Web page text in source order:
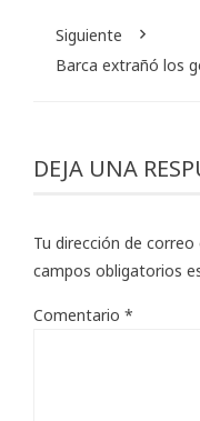
Siguiente
Barca extrañó los
DEJA UNA
Tu dirección de
campos obligatorios
Comentario *